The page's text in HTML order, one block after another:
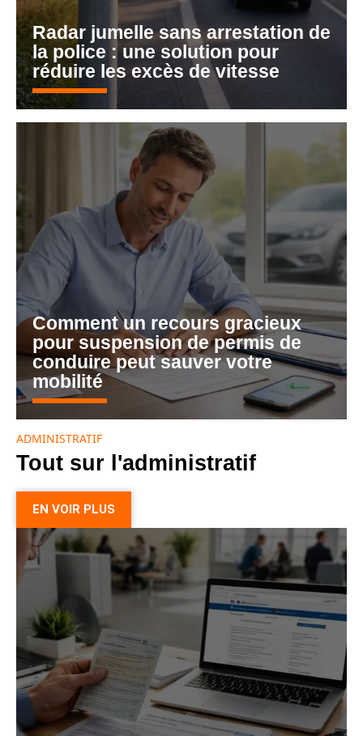
Radar jumelle sans arrestation de
la police : une solution pour
réduire les excès de vitesse
Comment un recours gracieux
pour suspension de permis de
conduire peut sauver votre
mobilité
ADMINISTRATIF
Tout sur l'administratif
EN VOIR PLUS